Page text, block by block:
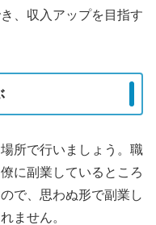
、収入アップを目指す
所で行いましょう。職
に副業しているところ
で、思わぬ形で副業し
ません。